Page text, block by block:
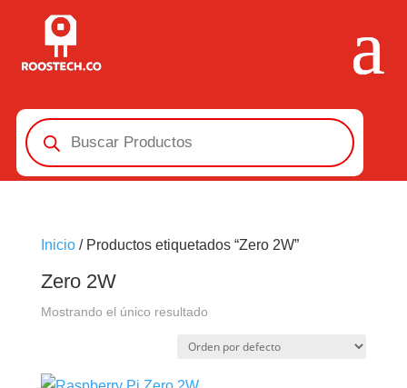
Búsqueda
de
productos
Inicio/ Productos etiquetados “Zero 2W”
Zero 2W
Mostrando el único resultado